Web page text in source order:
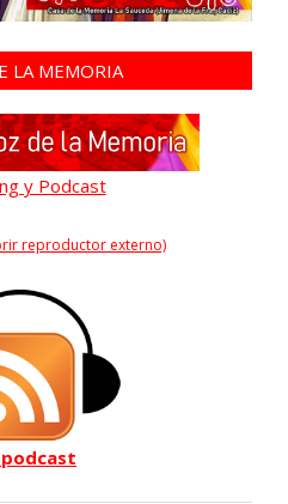
LA MEMORIA
y Podcast
reproductor externo)
podcast